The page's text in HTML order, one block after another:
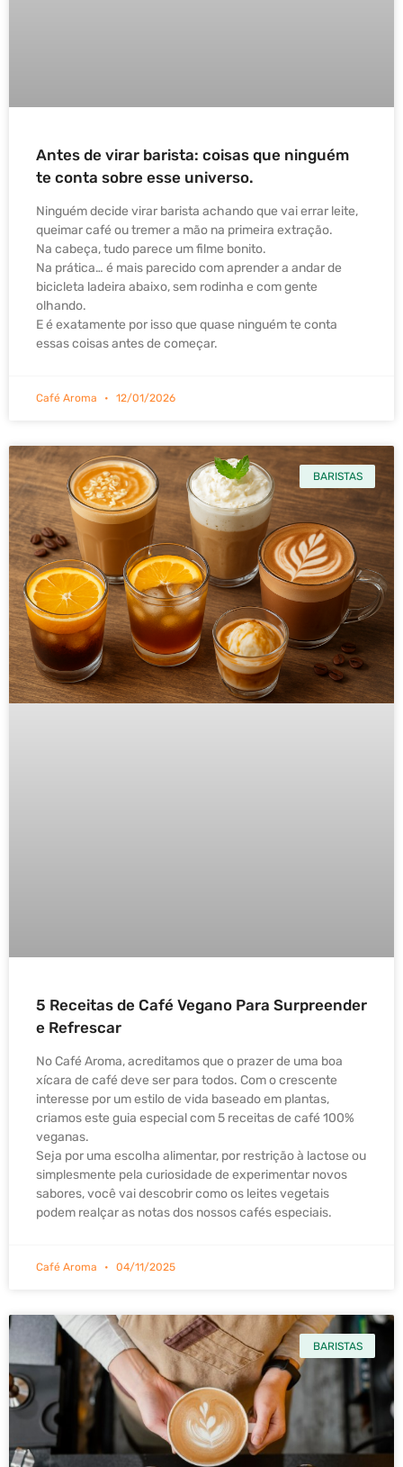
Antes de virar barista: coisas que ninguém
te conta sobre esse universo.
Ninguém decide virar barista achando que vai errar leite,
queimar café ou tremer a mão na primeira extração.
Na cabeça, tudo parece um filme bonito.
Na prática… é mais parecido com aprender a andar de
bicicleta ladeira abaixo, sem rodinha e com gente
olhando.
E é exatamente por isso que quase ninguém te conta
essas coisas antes de começar.
Café Aroma 12/01/2026
BARISTAS
5 Receitas de Café Vegano Para Surpreender
e Refrescar
No Café Aroma, acreditamos que o prazer de uma boa
xícara de café deve ser para todos. Com o crescente
interesse por um estilo de vida baseado em plantas,
criamos este guia especial com 5 receitas de café 100%
veganas.
Seja por uma escolha alimentar, por restrição à lactose ou
simplesmente pela curiosidade de experimentar novos
sabores, você vai descobrir como os leites vegetais
podem realçar as notas dos nossos cafés especiais.
Café Aroma 04/11/2025
BARISTAS